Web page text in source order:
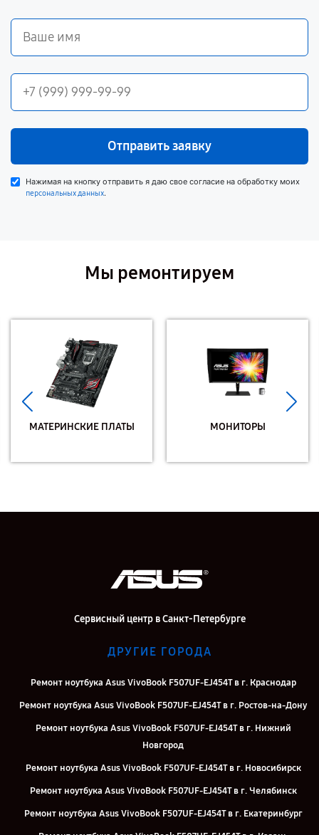
Отправить заявку
Нажимая на кнопку отправить я даю свое согласие на обработку моих
персональных данных.
Мы ремонтируем
МАТЕРИНСКИЕ ПЛАТЫ МОНИТОРЫ
Сервисный центр в Санкт-Петербурге
ДРУГИЕ ГОРОДА
Ремонт ноутбука Asus VivoBook F507UF-EJ454T в г. Краснодар
Ремонт ноутбука Asus VivoBook F507UF-EJ454T в г. Ростов-на-Дону
Ремонт ноутбука Asus VivoBook F507UF-EJ454T в г. Нижний
Новгород
Ремонт ноутбука Asus VivoBook F507UF-EJ454T в г. Новосибирск
Ремонт ноутбука Asus VivoBook F507UF-EJ454T в г. Челябинск
Ремонт ноутбука Asus VivoBook F507UF-EJ454T в г. Екатеринбург